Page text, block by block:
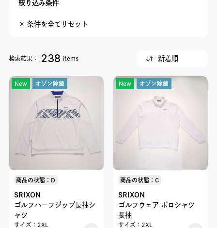
絞り込み条件
× 条件を全てリセット
検索結果： 238 items
New オゾン除菌
商品の状態：D
SRIXON
ゴルフハーフジップ長袖シ
ャツ
サイズ：2XL
New オゾン除菌
商品の状態：C
SRIXON
ゴルフウェア ポロシャツ
長袖
サイズ：2XL